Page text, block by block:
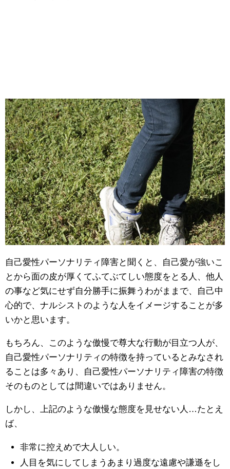
自己愛性パーソナリティ障害と聞くと、自己愛が強いこ
とから面の皮が厚くてふてぶてしい態度をとる人、他人
の事など気にせず自分勝手に振舞うわがままで、自己中
心的で、ナルシストのような人をイメージすることが多
いかと思います。
もちろん、このような傲慢で尊大な行動が目立つ人が、
自己愛性パーソナリティの特徴を持っているとみなされ
ることは多々あり、自己愛性パーソナリティ障害の特徴
そのものとしては間違いではありません。
しかし、上記のような傲慢な態度を見せない人…たとえ
ば、
非常に控えめで大人しい。
人目を気にしてしまうあまり過度な遠慮や謙遜をし